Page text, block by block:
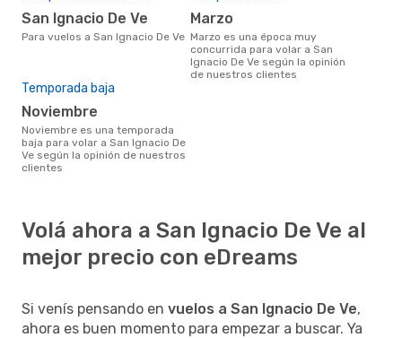
San Ignacio De Ve
Para vuelos a San Ignacio De Ve
marzo
marzo es una época muy
concurrida para volar a San
Ignacio De Ve según la opinión
de nuestros clientes
Temporada baja
noviembre
noviembre es una temporada
baja para volar a San Ignacio De
Ve según la opinión de nuestros
clientes
Volá ahora a San Ignacio De Ve al
mejor precio con eDreams
Si venís pensando en vuelos a San Ignacio De Ve,
ahora es buen momento para empezar a buscar. Ya